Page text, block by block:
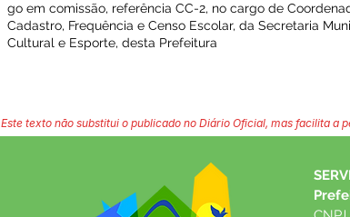
go em comissão, referência CC-2, no cargo de
Cadastro, Frequência e Censo Escolar, da Secretaria
Cultural e Esporte, desta Prefeitura
Este texto não substitui o publicado no Diário Oficial, mas facilita a